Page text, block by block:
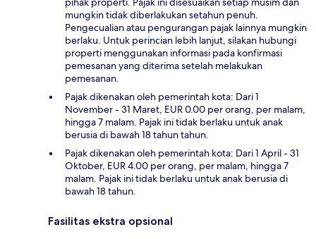
mungkin tidak diberlakukan setahun penuh.
Pengecualian atau pengurangan pajak lainnya mungkin
berlaku. Untuk perincian lebih lanjut, silakan hubungi
properti menggunakan informasi pada konfirmasi
pemesanan yang diterima setelah melakukan
pemesanan.
Pajak dikenakan oleh pemerintah kota: Dari 1
November - 31 Maret, EUR 0.00 per orang, per malam,
hingga 7 malam. Pajak ini tidak berlaku untuk anak
berusia di bawah 18 tahun tahun.
Pajak dikenakan oleh pemerintah kota: Dari 1 April - 31
Oktober, EUR 4.00 per orang, per malam, hingga 7
malam. Pajak ini tidak berlaku untuk anak berusia di
bawah 18 tahun.
Fasilitas ekstra opsional